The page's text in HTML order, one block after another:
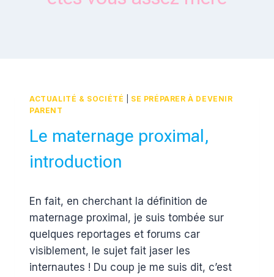
ACTUALITÉ & SOCIÉTÉ
SE PRÉPARER À DEVENIR
PARENT
Le maternage proximal,
introduction
Estelle
En fait, en cherchant la définition de
maternage proximal, je suis tombée sur
quelques reportages et forums car
visiblement, le sujet fait jaser les
internautes ! Du coup je me suis dit, c’est